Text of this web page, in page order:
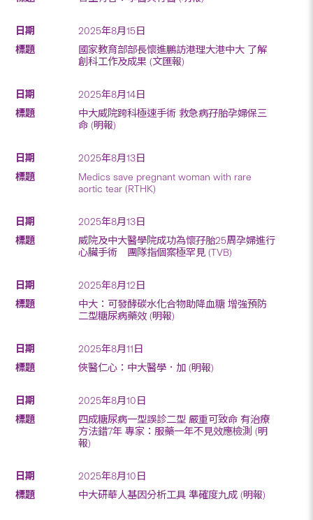
2025年8月15日
國家教育部部長懷進鵬訪港理大港中大 了解
創科工作及成果 (文匯報)
2025年8月14日
中大威院跨科極速手術 救急病孖胎孕婦保三
命 (明報)
2025年8月13日
Medics save pregnant woman with rare
aortic tear (RTHK)
2025年8月13日
威院及中大醫學院成功為懷孖胎25周孕婦進行
心臟手術 團隊指個案極罕見 (TVB)
2025年8月12日
中大：可發酵碳水化合物助降血糖 增強預防
二型糖尿病藥效 (明報)
2025年8月11日
俠醫仁心：中大醫學．加 (明報)
2025年8月10日
四成糖尿病一型誤診二型 嚴重可致命 有治療
方法錯7年 專家：服藥一年不見效應檢測 (明
報)
2025年8月10日
中大研華人基因分析工具 準確度九成 (明報)